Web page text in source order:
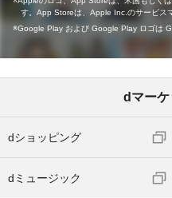
す。App Storeは、Apple Inc.のサービス
Google Play および Google Play ロゴは
dマー
dショッピング
dミュージック